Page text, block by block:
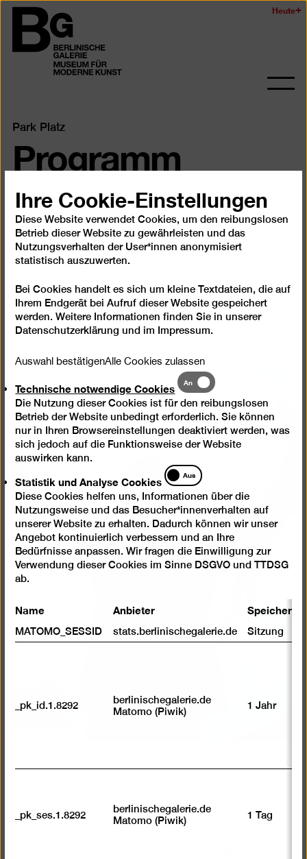
Zum
Seiteninhalt
springen
Berlinischen
Galerie
Heute
Park Platz
Programm
Nächste Termine
Artist Talks
Workshops
Veranstaltungen
Exhibitionist, 2019
Ihre Cookie-Einstellungen
Diese Website verwendet Cookies, um den reibungslosen
Betrieb dieser Website zu gewährleisten und das
Nutzungsverhalten der User*innen anonymisiert
statistisch auszuwerten.
Bei Cookies handelt es sich um kleine Textdateien, die auf
Ihrem Endgerät bei Aufruf dieser Website gespeichert
werden. Weitere Informationen finden Sie in unserer
Datenschutzerklärung und im Impressum.
Auswahl bestätigenAlle Cookies zulassen
Technische notwendige Cookies
Technische
notwendige
Cookies
An
Die Nutzung dieser Cookies ist für den reibungslosen
Betrieb der Website unbedingt erforderlich. Sie können
nur in Ihren Browsereinstellungen deaktiviert werden, was
sich jedoch auf die Funktionsweise der Website
auswirken kann.
Statistik und Analyse Cookies
Statistik
und
Analyse
Cookies
Aus
Diese Cookies helfen uns, Informationen über die
Nutzungsweise und das Besucher*innenverhalten auf
unserer Website zu erhalten. Dadurch können wir unser
Angebot kontinuierlich verbessern und an Ihre
Bedürfnisse anpassen. Wir fragen die Einwilligung zur
Verwendung dieser Cookies im Sinne DSGVO und TTDSG
ab.
Name Anbieter
MATOMO_SESSID stats.berlinischegalerie.de Sitzung
_pk_id.1.8292
berlinischegalerie.de
Matomo (Piwik)
1 Jahr
_pk_ses.1.8292
berlinischegalerie.de
Matomo (Piwik)
1 Tag